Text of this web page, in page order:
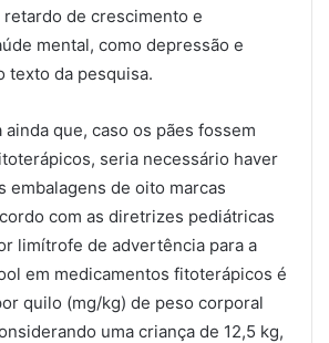
de crescimento e
mental, como depressão e
texto da pesquisa.
ainda que, caso os pães fossem
seria necessário haver
embalagens de oito marcas
com as diretrizes pediátricas
limítrofe de advertência para a
em medicamentos fitoterápicos é
quilo (mg/kg) de peso corporal
uma criança de 12,5 kg,